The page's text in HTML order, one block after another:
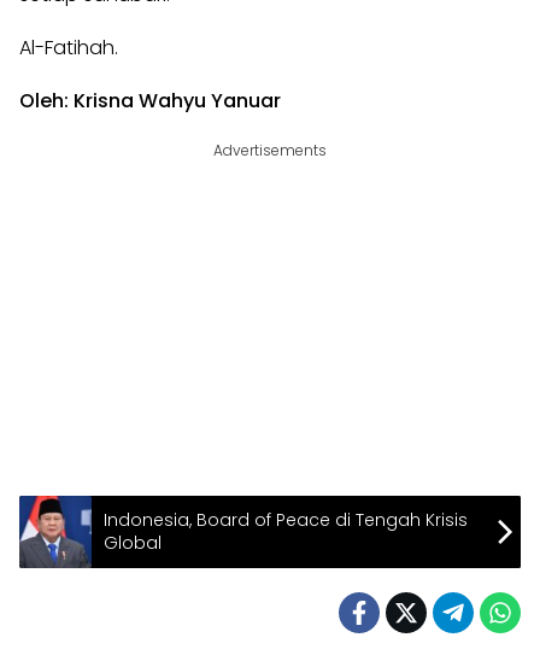
Al-Fatihah.
Oleh: Krisna Wahyu Yanuar
Advertisements
Indonesia, Board of Peace di Tengah Krisis
Global